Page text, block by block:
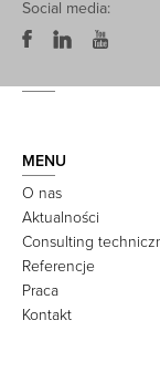
Social media:
MENU
O nas
Aktualności
Consulting
Referencje
Praca
Kontakt